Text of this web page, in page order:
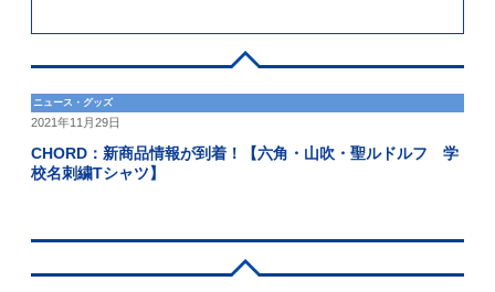
ニュース・グッズ
2021年11月29日
CHORD：新商品情報が到着！【六角・山吹・聖ルドルフ 学
校名刺繍Tシャツ】